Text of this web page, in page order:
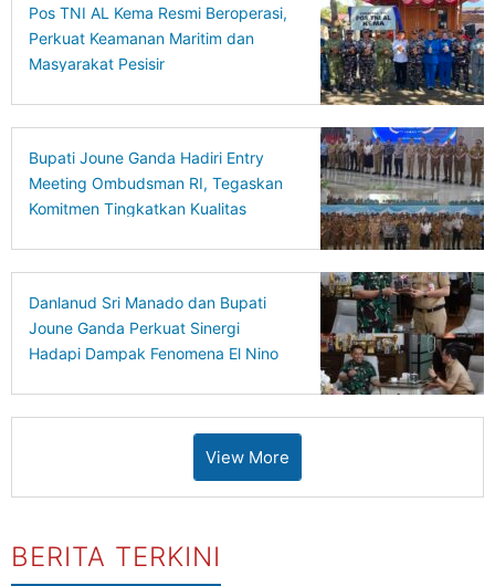
Pos TNI AL Kema Resmi Beroperasi,
Perkuat Keamanan Maritim dan
Masyarakat Pesisir
Bupati Joune Ganda Hadiri Entry
Meeting Ombudsman RI, Tegaskan
Komitmen Tingkatkan Kualitas
Danlanud Sri Manado dan Bupati
Joune Ganda Perkuat Sinergi
Hadapi Dampak Fenomena El Nino
View More
BERITA TERKINI